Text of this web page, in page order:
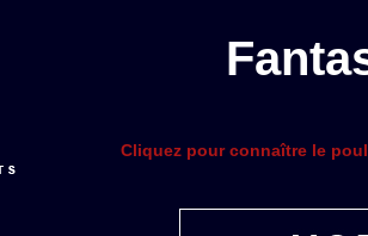
Cliquez pour connaître le